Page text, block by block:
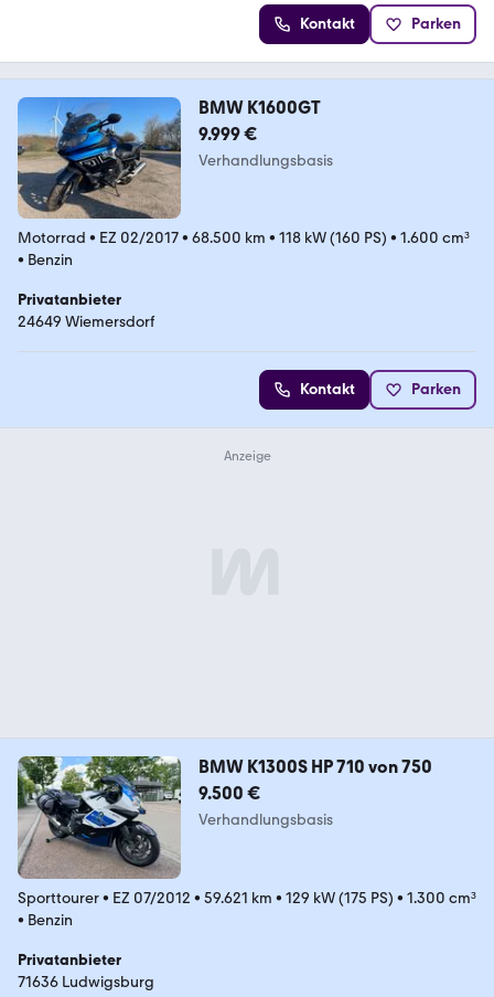
Kontakt Parken
BMW K1600GT
9.999 €
Verhandlungsbasis
Motorrad • EZ 02/2017• 68.500 km • 118 kW (160 PS) • 1.600 cm³
• Benzin
Privatanbieter
24649 Wiemersdorf
Kontakt Parken
BMW K1300S HP 710 von 750
9.500 €
Verhandlungsbasis
Sporttourer• EZ 07/2012 • 59.621 km • 129 kW (175 PS) • 1.300 cm³
• Benzin
Privatanbieter
71636 Ludwigsburg